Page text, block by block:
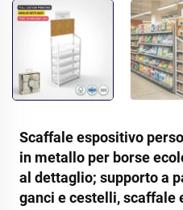
Scaffale espositivo
in metallo per borse
al dettaglio; supporto a
ganci e cestelli, scaffale